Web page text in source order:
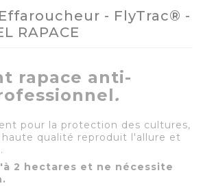
- FlyTrac® -
RAPACE
rapace anti-
.
pour la protection des cultures,
qualité reproduit l'allure et
2 hectares et ne nécessite